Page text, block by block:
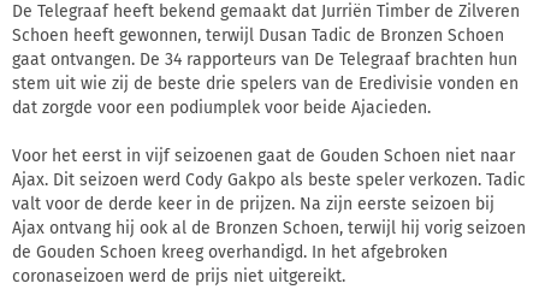
De Telegraaf heeft bekend gemaakt dat Jurriën Timber de Zilveren
Schoen heeft gewonnen, terwijl Dusan Tadic de Bronzen Schoen
gaat ontvangen. De 34 rapporteurs van De Telegraaf brachten hun
stem uit wie zij de beste drie spelers van de Eredivisie vonden en
dat zorgde voor een podiumplek voor beide Ajacieden.
Voor het eerst in vijf seizoenen gaat de Gouden Schoen niet naar
Ajax. Dit seizoen werd Cody Gakpo als beste speler verkozen. Tadic
valt voor de derde keer in de prijzen. Na zijn eerste seizoen bij
Ajax ontvang hij ook al de Bronzen Schoen, terwijl hij vorig seizoen
de Gouden Schoen kreeg overhandigd. In het afgebroken
coronaseizoen werd de prijs niet uitgereikt.